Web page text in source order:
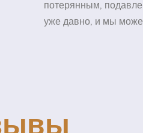
потерянным,
уже давно, и мы